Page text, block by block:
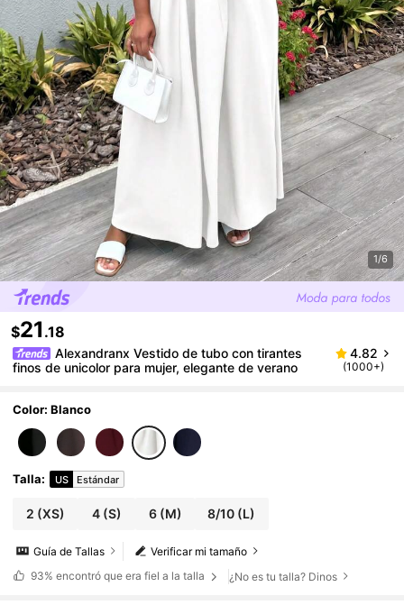
1/6
$21 .18
Alexandranx Vestido de tubo con tirantes
finos de unicolor para mujer, elegante de verano
4.82
(1000+)
Color: Blanco
Talla: US Estándar
2 (XS) 4(S) 6(M) 8/10 (L)
Verificar mi tamaño
Guía de Tallas
93% encontró que era fiel a la talla ¿No es tu talla? Dinos